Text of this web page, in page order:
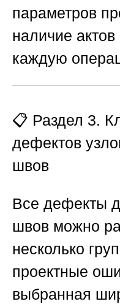
параметров
наличие
каждую
📋 Раздел 3.
дефектов
швов
Все дефекты
швов можно
несколько
проектные
выбранная